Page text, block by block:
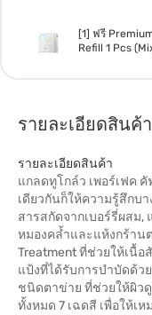
[1] ฟรี
Refill 1 Pcs
รายละเอียดสินค้า
รายละเอียดสินค้า
แกลดทูโกล์ว เพอร์เฟค
เดียวกันก็ให้ความรู้สึกบ
สารสกัดจากเบอร์รี่ผสม
หมองคล้ำและแห้งกร้าน
Treatment ที่ช่วยให้เนื้
แป้งที่ได้รับการบำบัดด้
ชนิดตาข่าย ที่ช่วยให้ผิว
ทั้งหมด 7 เฉดสี เพื่อให้เ